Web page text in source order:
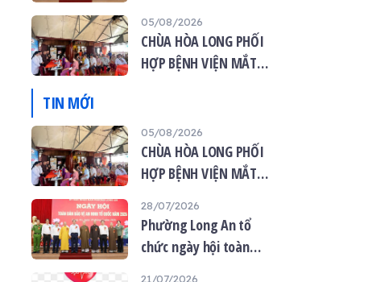
quốc năm 2026
05/08/2026
CHÙA HÒA LONG PHỐI
HỢP BỆNH VIỆN MẮT
NGƯỜI DÂN
TIN MỚI
05/08/2026
CHÙA HÒA LONG PHỐI
HỢP BỆNH VIỆN MẮT
MẮT MIỄN PHÍ CHO 120
NGƯỜI DÂN
28/07/2026
Phường Long An tổ
chức ngày hội toàn
21/07/2026